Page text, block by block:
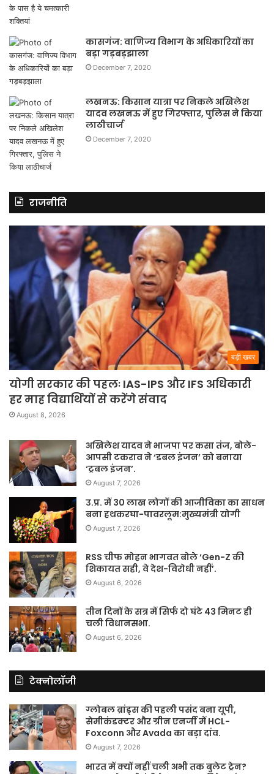
कासगंज: वाणिज्य विभाग के अधिकारियों का
बड़ा गड़बड़झाला
December 7, 2020
लखनऊ: किसान यात्रा पर निकले अखिलेश
यादव लखनऊ में हुए गिरफ्तार, पुलिस ने किया
लाठीचार्ज
December 7, 2020
राजनीति
बड़ी खबर
योगी सरकार की पहलः IAS-IPS और IFS अधिकारी
हर माह विद्यार्थियों से करेंगे संवाद
August 8, 2026
अखिलेश यादव ने भाजपा पर कसा तंज, बोले-
आपसी टकराव ने ‘डबल इंजन’ को बनाया
‘ट्रबल इंजन’.
August 7, 2026
उ.प्र. में 30 लाख लोगों की आजीविका का साधन
बना हथकरघा-पावरलूम:मुख्यमंत्री योगी
August 7, 2026
RSS चीफ मोहन भागवत बोले ‘Gen-Z की
शिकायत सही, वे देश-विरोधी नहीं’.
August 6, 2026
तीन दिनों के सत्र में सिर्फ दो घंटे 43 मिनट ही
चली विधानसभा.
August 6, 2026
टेक्नोलॉजी
ग्लोबल ब्रांड्स की पहली पसंद बना यूपी,
सेमीकंडक्टर और ग्रीन एनर्जी में HCL-
Foxconn और Avada का बड़ा दांव.
August 7, 2026
भारत में क्यों नहीं चली अभी तक बुलेट ट्रेन?